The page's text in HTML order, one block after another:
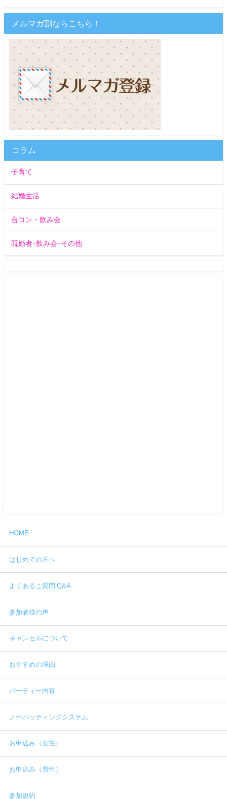
メルマガ割ならこちら！
コラム
子育て
結婚生活
合コン・飲み会
既婚者･飲み会･その他
HOME
はじめての方へ
よくあるご質問 Q&A
参加者様の声
キャンセルについて
おすすめの理由
パーティー内容
ノーバッティングシステム
お申込み（女性）
お申込み（男性）
参加規約